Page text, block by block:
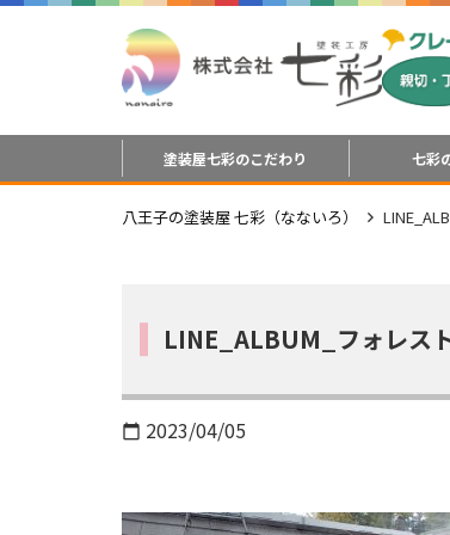
塗装屋七彩のこだわり 七彩
八王子の塗装屋 七彩（なないろ）
LINE_ALBUM_フォレス
calendar_today 2023/04/05